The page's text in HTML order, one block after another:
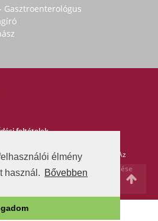
élmény
használ. Bővebben
Gasztroenterológus
feltételek
Minden jog fenntartva. Az
a Natural Swiss írásos beleegyezése